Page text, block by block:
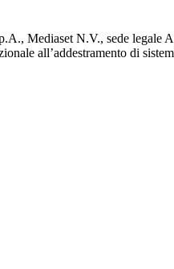
Mediaset N.V., sede legale
all’addestramento di